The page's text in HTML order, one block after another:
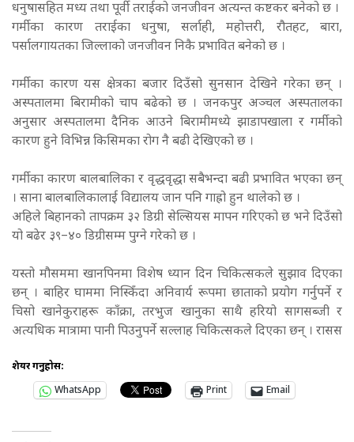
धनुषासहित मध्य तथा पूर्वी तराईको जनजीवन अत्यन्त कष्टकर बनेको छ ।
गर्मीका कारण तराईका धनुषा, सर्लाही, महोत्तरी, रौतहट, बारा,
पर्सालगायतका जिल्लाको जनजीवन निकै प्रभावित बनेको छ ।
गर्मीका कारण यस क्षेत्रका बजार दिउँसो सुनसान देखिने गरेका छन् ।
अस्पतालमा बिरामीको चाप बढेको छ । जनकपुर अञ्चल अस्पतालका
अनुसार अस्पतालमा दैनिक आउने बिरामीमध्ये झाडापखाला र गर्मीको
कारण हुने विभिन्न किसिमका रोग नै बढी देखिएको छ ।
गर्मीका कारण बालबालिका र वृद्धवृद्धा सबैभन्दा बढी प्रभावित भएका छन्
। साना बालबालिकालाई विद्यालय जान पनि गाह्रो हुन थालेको छ ।
अहिले बिहानको तापक्रम ३२ डिग्री सेल्सियस मापन गरिएको छ भने दिउँसो
यो बढेर ३९–४० डिग्रीसम्म पुग्ने गरेको छ ।
यस्तो मौसममा खानपिनमा विशेष ध्यान दिन चिकित्सकले सुझाव दिएका
छन् । बाहिर घाममा निस्किँदा अनिवार्य रूपमा छाताको प्रयोग गर्नुपर्ने र
चिसो खानेकुराहरू काँक्रा, तरभुज खानुका साथै हरियो सागसब्जी र
अत्यधिक मात्रामा पानी पिउनुपर्ने सल्लाह चिकित्सकले दिएका छन् । रासस
शेयर गर्नुहोस:
WhatsApp
Print Email